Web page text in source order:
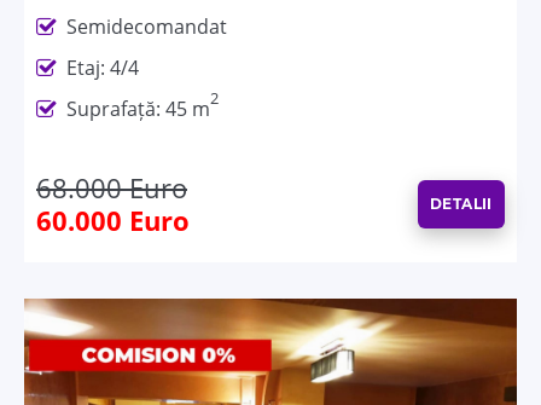
Semidecomandat
Etaj: 4/4
Suprafață: 45 m2
68.000 Euro
60.000 Euro
DETALII